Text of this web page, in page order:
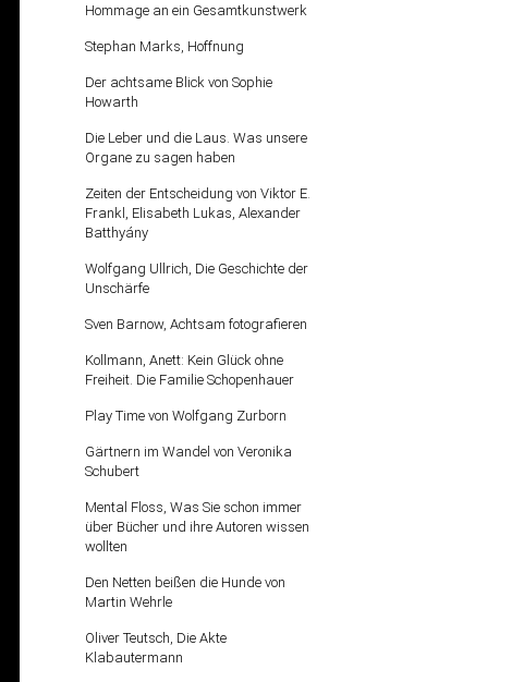
Hommage an ein Gesamtkunstwerk
Stephan Marks, Hoffnung
Der achtsame Blick von Sophie
Howarth
Die Leber und die Laus. Was unsere
Organe zu sagen haben
Zeiten der Entscheidung von Viktor E.
Frankl, Elisabeth Lukas, Alexander
Batthyány
Wolfgang Ullrich, Die Geschichte der
Unschärfe
Sven Barnow, Achtsam fotografieren
Kollmann, Anett: Kein Glück ohne
Freiheit. Die Familie Schopenhauer
Play Time von Wolfgang Zurborn
Gärtnern im Wandel von Veronika
Schubert
Mental Floss, Was Sie schon immer
über Bücher und ihre Autoren wissen
wollten
Den Netten beißen die Hunde von
Martin Wehrle
Oliver Teutsch, Die Akte
Klabautermann